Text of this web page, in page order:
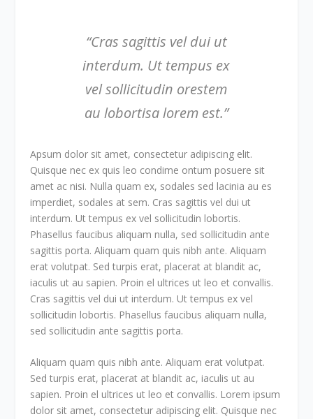
“Cras sagittis vel dui ut
interdum. Ut tempus ex
vel sollicitudin orestem
au lobortisa lorem est.”
Apsum dolor sit amet, consectetur adipiscing elit.
Quisque nec ex quis leo condime ontum posuere sit
amet ac nisi. Nulla quam ex, sodales sed lacinia au es
imperdiet, sodales at sem. Cras sagittis vel dui ut
interdum. Ut tempus ex vel sollicitudin lobortis.
Phasellus faucibus aliquam nulla, sed sollicitudin ante
sagittis porta. Aliquam quam quis nibh ante. Aliquam
erat volutpat. Sed turpis erat, placerat at blandit ac,
iaculis ut au sapien. Proin el ultrices ut leo et convallis.
Cras sagittis vel dui ut interdum. Ut tempus ex vel
sollicitudin lobortis. Phasellus faucibus aliquam nulla,
sed sollicitudin ante sagittis porta.
Aliquam quam quis nibh ante. Aliquam erat volutpat.
Sed turpis erat, placerat at blandit ac, iaculis ut au
sapien. Proin el ultrices ut leo et convallis. Lorem ipsum
dolor sit amet, consectetur adipiscing elit. Quisque nec